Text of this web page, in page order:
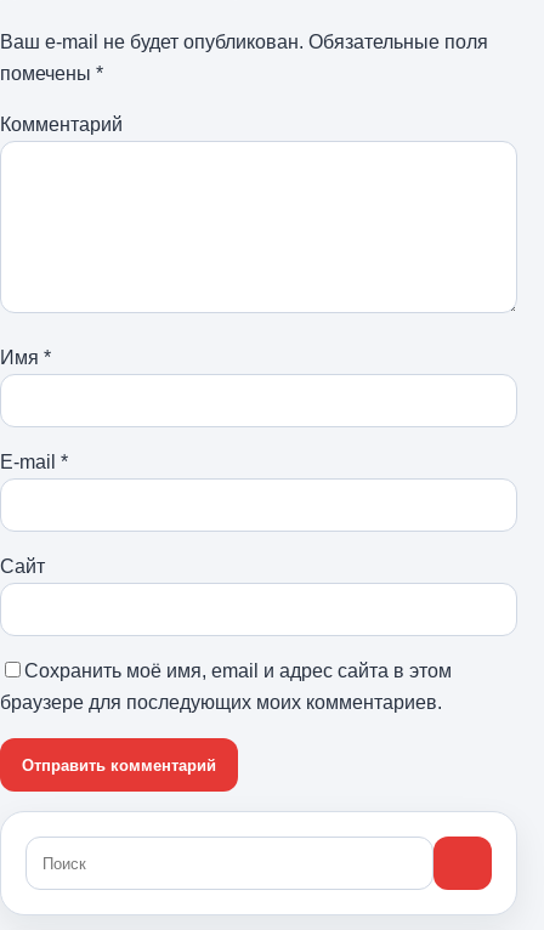
Ваш e-mail не будет опубликован. Обязательные поля
помечены *
Комментарий
Имя *
E-mail *
Сайт
Сохранить моё имя, email и адрес сайта в этом
браузере для последующих моих комментариев.